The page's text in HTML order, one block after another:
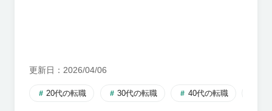
更新日 2026/04/06
20代の転職 30代の転職 40代の転職